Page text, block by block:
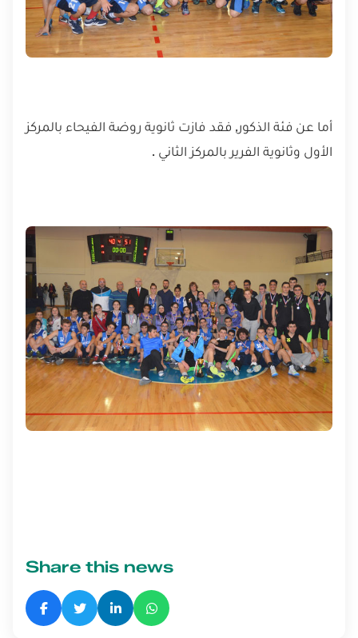
أما عن فئة الذكور, فقد فازت ثانوية روضة الفيحاء بالمركز
الأول وثانوية الفرير بالمركز الثاني .
Share this news